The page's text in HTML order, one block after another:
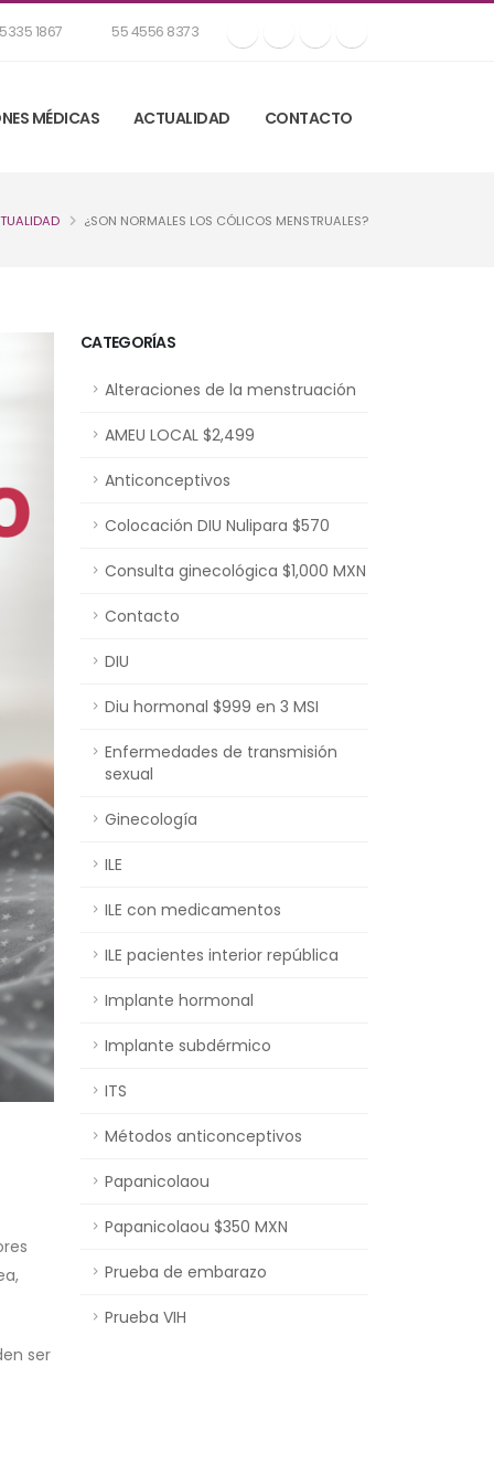
1867 55 4556 8373
MÉDICAS ACTUALIDAD CONTACTO
¿SON NORMALES LOS CÓLICOS MENSTRUALES?
CATEGORÍAS
Alteraciones de la menstruación
AMEU LOCAL $2,499
Anticonceptivos
Colocación DIU Nulipara $570
Consulta ginecológica $1,000 MXN
Contacto
DIU
Diu hormonal $999 en 3 MSI
Enfermedades de transmisión
sexual
Ginecología
ILE
ILE con medicamentos
ILE pacientes interior república
Implante hormonal
Implante subdérmico
ITS
Métodos anticonceptivos
Papanicolaou
Papanicolaou $350 MXN
Prueba de embarazo
Prueba VIH
ser